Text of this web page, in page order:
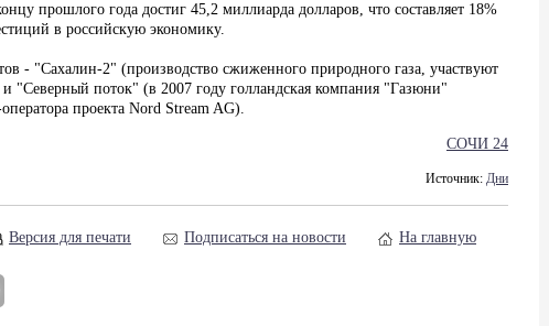
прошлого года достиг 45,2 миллиарда долларов, что составляет 18%
в российскую экономику.
- "Сахалин-2" (производство сжиженного природного газа, участвуют
поток" (в 2007 году голландская компания "Газюни"
проекта Nord Stream AG).
СОЧИ 24
Источник: Дни
Версия для печати Подписаться на новости На главную